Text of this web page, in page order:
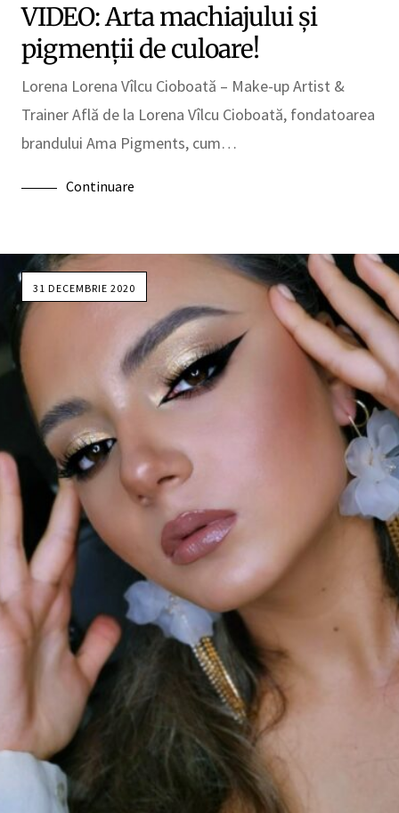
VIDEO: Arta machiajului și
pigmenții de culoare!
Lorena Lorena Vîlcu Cioboată – Make-up Artist &
Trainer Află de la Lorena Vîlcu Cioboată, fondatoarea
brandului Ama Pigments, cum…
Continuare
31 DECEMBRIE 2020